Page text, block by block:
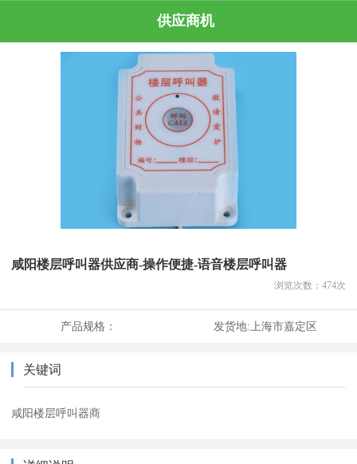
供应商机
咸阳楼层呼叫器供应商-操作便捷-语音楼层呼叫器
浏览次数： 474次
产品规格： 发货地:上海市嘉定区
关键词
咸阳楼层呼叫器商